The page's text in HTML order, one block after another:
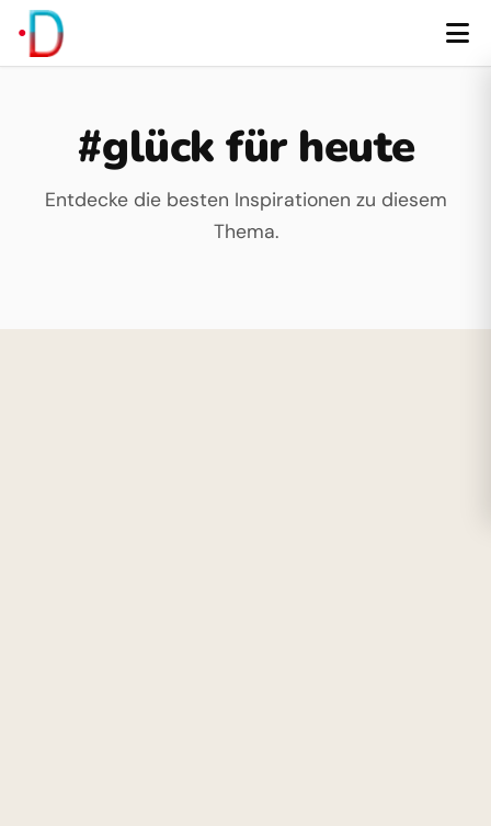
#glück für heute
Entdecke die besten Inspirationen zu diesem
Thema.